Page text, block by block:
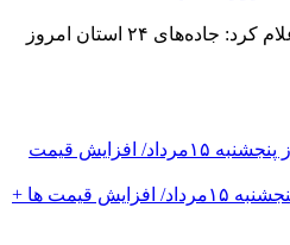
مرکز مدیریت راه‌های کشور اعلام کرد: جاده‌های ۲۴ استان امروز
قیمت طلا، دلار و سکه امروز پنجشنبه ۱۵مرداد/ افزایش قیمت ها +